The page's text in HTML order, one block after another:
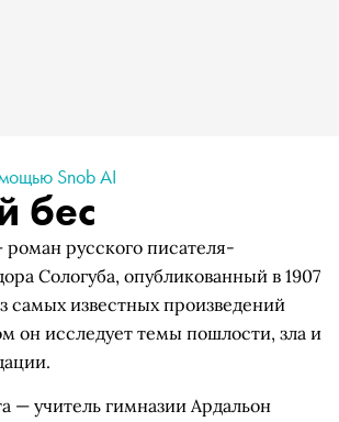
Snob AI
бес
русского писателя-
Сологуба, опубликованный в 1907
самых известных произведений
он исследует темы пошлости, зла и
— учитель гимназии Ардальон